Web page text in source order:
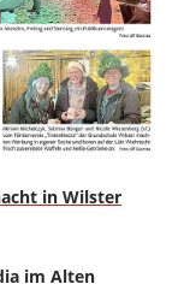
in Wilster
im Alten